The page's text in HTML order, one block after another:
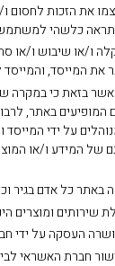
את הזכות
כלשהי למשתמש
ו/או שיבוש ו/או
את המייסד,
בזאת כי
המופיעים באתר,
על ידי
של המידע ו/או